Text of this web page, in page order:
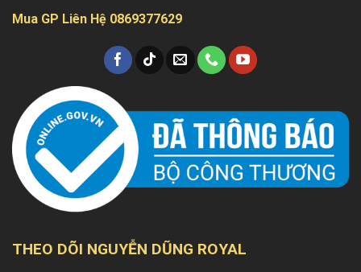
Mua GP Liên Hệ 0869377629
THEO DÕI NGUYỄN DŨNG ROYAL